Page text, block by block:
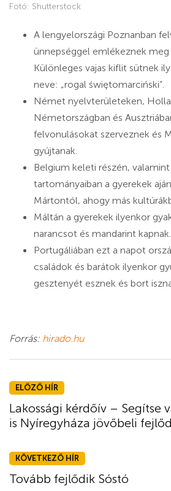
Fotó: Shutterstock
A lengyelországi Poznanban
ünnepséggel emlékeznek
Különleges vajas kiflit sütnek
neve: „rogal świętomarciński”.
Német nyelvterületeken,
Németországban és
felvonulásokat szerveznek és
gyújtanak.
Belgium keleti részén,
tartományaiban a gyerekek
Mártontól, ahogy más
Máltán a gyerekek ilyenkor
narancsot és mandarint kapnak.
Portugáliában ezt a napot
családok és barátok ilyenkor
gesztenyét esznek és bort
Forrás: hirado.hu
ELŐZŐ HÍR
Lakossági kérdőív – Segítse
is Nyíregyháza jövőbeli
KÖVETKEZŐ HÍR
Tovább fejlődik Sóstó